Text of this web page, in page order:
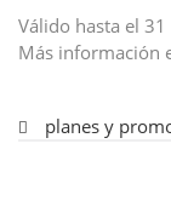
Válido hasta el
Más información
planes y